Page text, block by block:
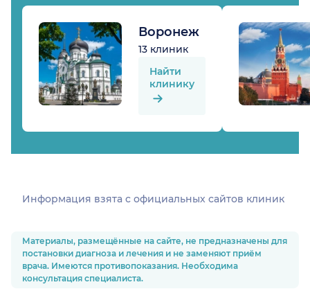
Воронеж
13 клиник
Найти
клинику
Информация взята c официальных сайтов клиник
Материалы, размещённые на сайте, не предназначены для
постановки диагноза и лечения и не заменяют приём
врача. Имеются противопоказания. Необходима
консультация специалиста.